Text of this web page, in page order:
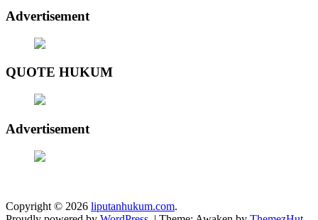
Advertisement
QUOTE HUKUM
Advertisement
Copyright © 2026 liputanhukum.com.